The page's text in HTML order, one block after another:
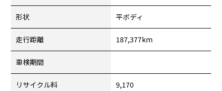
形状 平ボディ
走行距離 187,377km
車検期間
リサイクル料 9,170